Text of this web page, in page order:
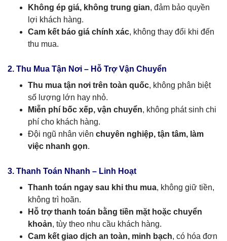
Không ép giá, không trung gian, đảm bảo quyền
lợi khách hàng.
Cam kết báo giá chính xác, không thay đổi khi đến
thu mua.
2. Thu Mua Tận Nơi – Hỗ Trợ Vận Chuyển
Thu mua tận nơi trên toàn quốc, không phân biệt
số lượng lớn hay nhỏ.
Miễn phí bốc xếp, vận chuyển, không phát sinh chi
phí cho khách hàng.
Đội ngũ nhân viên chuyên nghiệp, tận tâm, làm
việc nhanh gọn.
3. Thanh Toán Nhanh – Linh Hoạt
Thanh toán ngay sau khi thu mua, không giữ tiền,
không trì hoãn.
Hỗ trợ thanh toán bằng tiền mặt hoặc chuyển
khoản, tùy theo nhu cầu khách hàng.
Cam kết giao dịch an toàn, minh bạch, có hóa đơn